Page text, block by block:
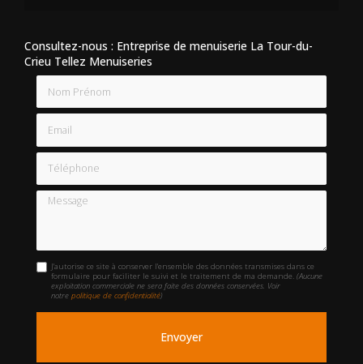
Consultez-nous : Entreprise de menuiserie La Tour-du-
Crieu Tellez Menuiseries
Nom Prénom
Téléphone
Message
J'autorise ce site à conserver l'ensemble des données transmises dans ce
formulaire pour faciliter le suivi et le traitement de ma demande.(Aucune
exploitation commerciale ne sera faite des données conservées. Voir
notrepolitique de confidentialité)